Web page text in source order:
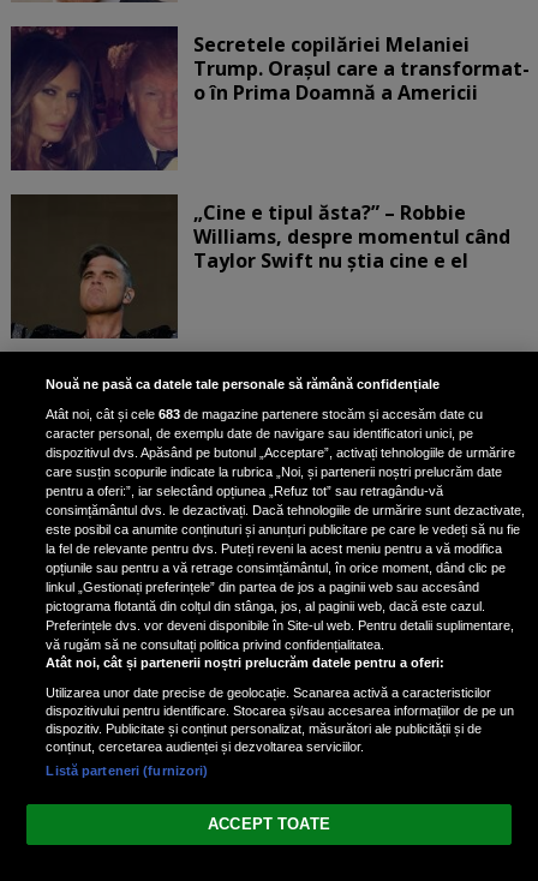
Secretele copilăriei Melaniei
Trump. Orașul care a transformat-
o în Prima Doamnă a Americii
„Cine e tipul ăsta?” – Robbie
Williams, despre momentul când
Taylor Swift nu știa cine e el
Bruce Dickinson, solistul trupei
Iron Maiden, şi-a arătat talentul
de scrimer la un concurs în Franţa
Nicki Minaj, acuzată de agresiune
de fostul manager: Detalii șocante
din proces
Nicki Minaj le-a lăudat pe...
Vezi varianta Desktop
Nouă ne pasă ca datele tale personale să rămână confidențiale
Atât noi, cât și cele683 de magazine partenere stocăm și accesăm date cu
caracter personal, de exemplu date de navigare sau identificatori unici, pe
dispozitivul dvs. Apăsând pe butonul „Acceptare”, activați tehnologiile de urmărire
care susțin scopurile indicate la rubrica „Noi, și partenerii noștri prelucrăm date
pentru a oferi:”, iar selectând opțiunea „Refuz tot” sau retragându-vă
consimțământul dvs. le dezactivați. Dacă tehnologiile de urmărire sunt dezactivate,
este posibil ca anumite conținuturi și anunțuri publicitare pe care le vedeți să nu fie
la fel de relevante pentru dvs. Puteți reveni la acest meniu pentru a vă modifica
opțiunile sau pentru a vă retrage consimțământul, în orice moment, dând clic pe
linkul „Gestionați preferințele” din partea de jos a paginii web sau accesând
pictograma flotantă din colțul din stânga, jos, al paginii web, dacă este cazul.
Preferințele dvs. vor deveni disponibile în Site-ul web. Pentru detalii suplimentare,
vă rugăm să ne consultați politica privind confidențialitatea.
Atât noi, cât și partenerii noștri prelucrăm datele pentru a oferi:
Utilizarea unor date precise de geolocație. Scanarea activă a caracteristicilor
dispozitivului pentru identificare. Stocarea și/sau accesarea informațiilor de pe un
dispozitiv. Publicitate și conținut personalizat, măsurători ale publicității și de
conținut, cercetarea audienței și dezvoltarea serviciilor.
Listă parteneri (furnizori)
ACCEPT TOATE